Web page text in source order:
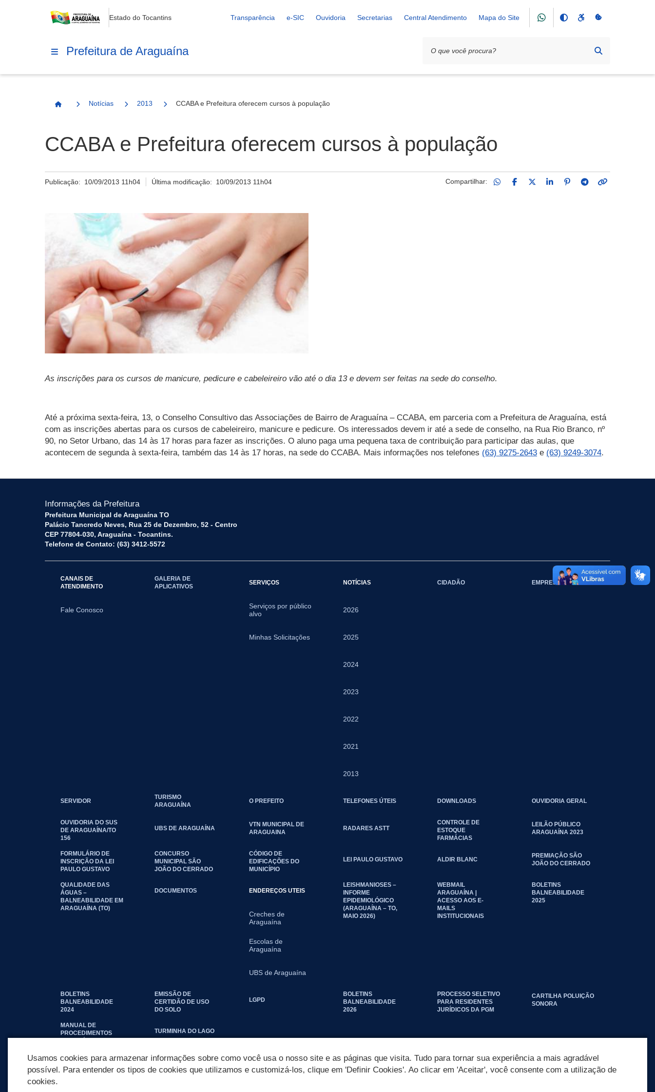
Estado do Tocantins Transparência e-SIC Ouvidoria Secretarias Central Atendimento Mapa do Site
Prefeitura de Araguaína
Página Inicial
Notícias 2013 CCABA e Prefeitura oferecem cursos à população
CCABA e Prefeitura oferecem cursos à população
Publicação: 10/09/2013 11h04 Última modificação: 10/09/2013 11h04 Compartilhar:
As inscrições para os cursos de manicure, pedicure e cabeleireiro vão até o dia 13 e devem ser feitas na sede do conselho.
Até a próxima sexta-feira, 13, o Conselho Consultivo das Associações de Bairro de Araguaína – CCABA, em parceria com a Prefeitura de Araguaína, está
com as inscrições abertas para os cursos de cabeleireiro, manicure e pedicure. Os interessados devem ir até a sede de conselho, na Rua Rio Branco, nº
90, no Setor Urbano, das 14 às 17 horas para fazer as inscrições. O aluno paga uma pequena taxa de contribuição para participar das aulas, que
acontecem de segunda à sexta-feira, também das 14 às 17 horas, na sede do CCABA. Mais informações nos telefones (63) 9275-2643 e (63) 9249-3074.
Informações da Prefeitura
Prefeitura Municipal de Araguaína TO
Palácio Tancredo Neves, Rua 25 de Dezembro, 52 - Centro
CEP 77804-030, Araguaína - Tocantins.
Telefone de Contato: (63) 3412-5572
CANAIS DE
ATENDIMENTO
Fale Conosco
GALERIA DE
APLICATIVOS
SERVIÇOS
Serviços por público
alvo
Minhas Solicitações
NOTÍCIAS
2026
2025
2024
2023
2022
2021
2013
CIDADÃO EMPRESAS
SERVIDOR
TURISMO
ARAGUAÍNA
O PREFEITO TELEFONES ÚTEIS DOWNLOADS OUVIDORIA GERAL
OUVIDORIA DO SUS
DE ARAGUAÍNA/TO
156
UBS DE ARAGUAÍNA
VTN MUNICIPAL DE
ARAGUAINA
RADARES ASTT
CONTROLE DE
ESTOQUE
FARMÁCIAS
LEILÃO PÚBLICO
ARAGUAÍNA 2023
FORMULÁRIO DE
INSCRIÇÃO DA LEI
PAULO GUSTAVO
CONCURSO
MUNICIPAL SÃO
JOÃO DO CERRADO
CÓDIGO DE
EDIFICAÇÕES DO
MUNICÍPIO
LEI PAULO GUSTAVO ALDIR BLANC
PREMIAÇÃO SÃO
JOÃO DO CERRADO
QUALIDADE DAS
ÁGUAS –
BALNEABILIDADE EM
ARAGUAÍNA (TO)
DOCUMENTOS ENDEREÇOS UTEIS
Creches de
Araguaína
Escolas de
Araguaína
UBS de Araguaína
LEISHMANIOSES –
INFORME
EPIDEMIOLÓGICO
(ARAGUAÍNA – TO,
MAIO 2026)
WEBMAIL
ARAGUAÍNA |
ACESSO AOS E-
MAILS
INSTITUCIONAIS
BOLETINS
BALNEABILIDADE
2025
BOLETINS
BALNEABILIDADE
2024
EMISSÃO DE
CERTIDÃO DE USO
DO SOLO
LGPD
BOLETINS
BALNEABILIDADE
2026
PROCESSO SELETIVO
PARA RESIDENTES
JURÍDICOS DA PGM
CARTILHA POLUIÇÃO
SONORA
MANUAL DE
PROCEDIMENTOS
TURMINHA DO LAGO
Usamos cookies para armazenar informações sobre como você usa o nosso site e as páginas que visita. Tudo para tornar sua experiência a mais agradável
possível. Para entender os tipos de cookies que utilizamos e customizá-los, clique em 'Definir Cookies'. Ao clicar em 'Aceitar', você consente com a utilização de
cookies.